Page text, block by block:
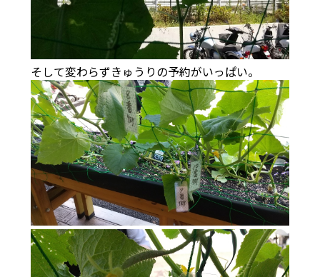
そして変わらずきゅうりの予約がいっぱい。